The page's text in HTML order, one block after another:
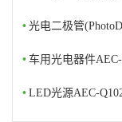
• 光电二极管
• 车用光电器件
• LED光源AEC-